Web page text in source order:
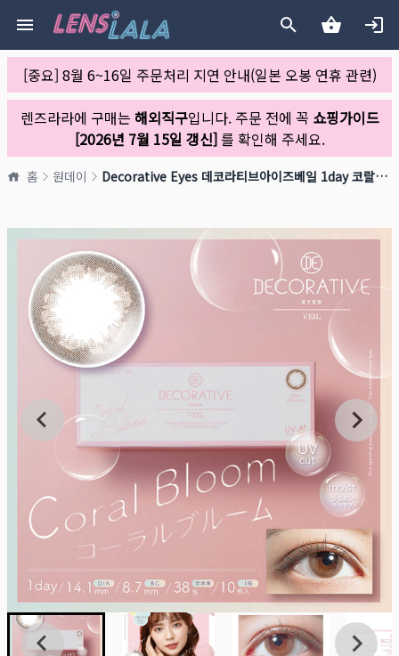
[중요] 8월 6~16일 주문처리 지연 안내(일본 오봉 연휴 관련)
렌즈라라에 구매는 해외직구입니다. 주문 전에 꼭 쇼핑가이드
[2026년 7월 15일 갱신]를 확인해 주세요.
홈 원데이 Decorative Eyes 데코라티브아이즈베일 1day 코랄블롬(1박스 10개들이)